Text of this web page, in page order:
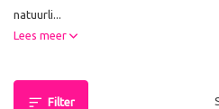
natuurli...
Lees meer
Filter